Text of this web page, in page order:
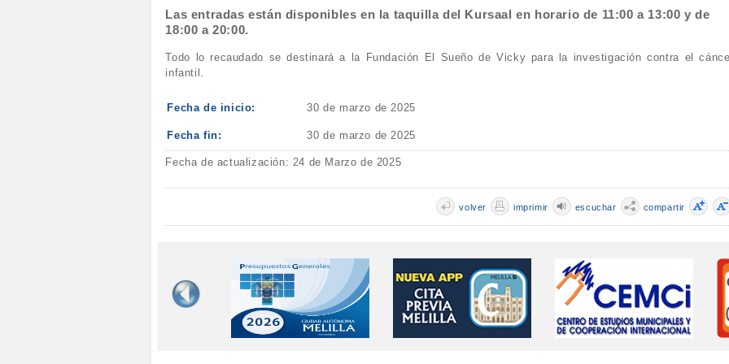
Las entradas están disponibles en la taquilla del Kursaal en horario de 11:00 a 13:00 y de
18:00 a 20:00.
Todo lo recaudado se destinará a la Fundación El Sueño de Vicky para la investigación contra el
infantil.
Fecha de inicio: 30 de marzo de 2025
Fecha fin: 30 de marzo de 2025
Fecha de actualización: 24 de Marzo de 2025
compartir
escuchar
imprimir
volver